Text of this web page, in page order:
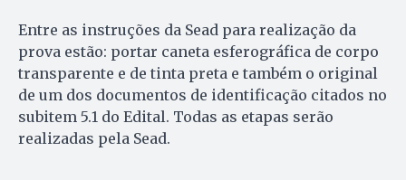
Entre as instruções da Sead para realização da
prova estão: portar caneta esferográfica de corpo
transparente e de tinta preta e também o original
de um dos documentos de identificação citados no
subitem 5.1 do Edital. Todas as etapas serão
realizadas pela Sead.